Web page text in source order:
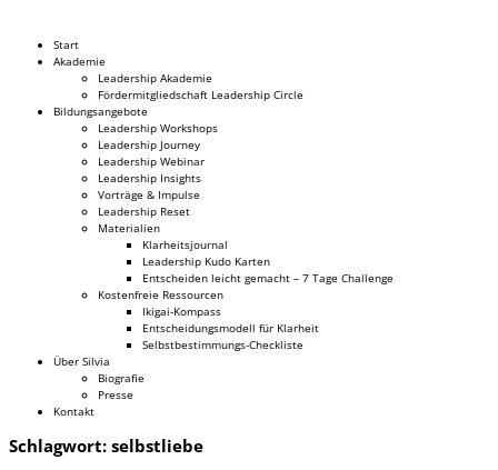
Dr. Silvia Schäfer
Start
Akademie
Leadership Akademie
Fördermitgliedschaft Leadership Circle
Bildungsangebote
Leadership Workshops
Leadership Journey
Leadership Webinar
Leadership Insights
Vorträge & Impulse
Leadership Reset
Materialien
Klarheitsjournal
Leadership Kudo Karten
Entscheiden leicht gemacht – 7 Tage Challenge
Kostenfreie Ressourcen
Ikigai-Kompass
Entscheidungsmodell für Klarheit
Selbstbestimmungs-Checkliste
Über Silvia
Biografie
Presse
Kontakt
Schlagwort: selbstliebe